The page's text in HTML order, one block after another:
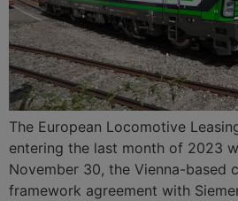
The European Locomotive
entering the last month of 2023
November 30, the Vienna-based
framework agreement with